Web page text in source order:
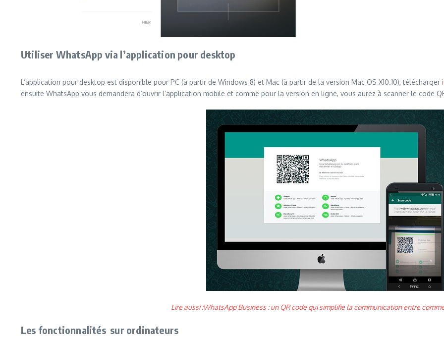
Utiliser WhatsApp via l’application pour desktop
L’application pour desktop est disponible pour PC (à partir de Windows 8) et Mac (à partir de la version Mac OS X10.10), télécharger
ensuite WhatsApp vous demandera d’ouvrir l’application mobile et comme pour la version en ligne, vous aurez à scanner le code
Lire aussi :WhatsApp Business : un QR code qui simplifie la communication entre
Les fonctionnalités sur ordinateurs